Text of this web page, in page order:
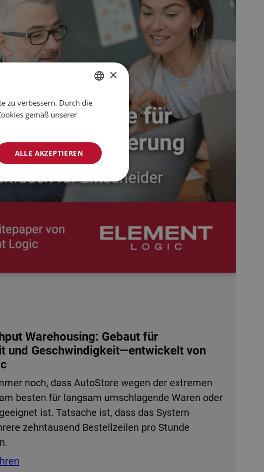
Warehousing: Gebaut für
und Geschwindigkeit—entwickelt von
noch, dass AutoStore wegen der extremen
besten für langsam umschlagende Waren oder
ist. Tatsache ist, dass das System
zehntausend Bestellzeilen pro Stunde
ENGLISH
GERMAN
DANISH
×
zu verbessern. Durch die
gemäß unserer
ALLE AKZEPTIEREN